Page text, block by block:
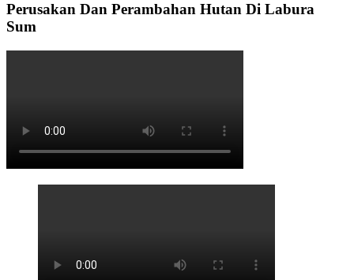
Perusakan Dan Perambahan Hutan Di Labura
Sum